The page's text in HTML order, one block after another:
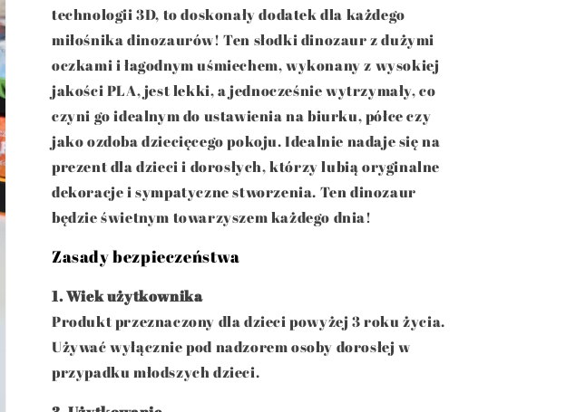
technologii 3D, to doskonały dodatek dla każdego
miłośnika dinozaurów! Ten słodki dinozaur z dużymi
oczkami i łagodnym uśmiechem, wykonany z wysokiej
jakości PLA, jest lekki, a jednocześnie wytrzymały, co
czyni go idealnym do ustawienia na biurku, półce czy
jako ozdoba dziecięcego pokoju. Idealnie nadaje się na
prezent dla dzieci i dorosłych, którzy lubią oryginalne
dekoracje i sympatyczne stworzenia. Ten dinozaur
będzie świetnym towarzyszem każdego dnia!
Zasady bezpieczeństwa
1. Wiek użytkownika
Produkt przeznaczony dla dzieci powyżej 3 roku życia.
Używać wyłącznie pod nadzorem osoby dorosłej w
przypadku młodszych dzieci.